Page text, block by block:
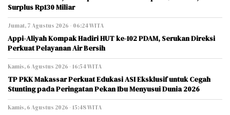
Surplus Rp130 Miliar
Jumat, 7 Agustus 2026 - 06:24 WITA
Appi-Aliyah Kompak Hadiri HUT ke-102 PDAM, Serukan Direksi
Perkuat Pelayanan Air Bersih
Kamis, 6 Agustus 2026 - 16:54 WITA
TP PKK Makassar Perkuat Edukasi ASI Eksklusif untuk Cegah
Stunting pada Peringatan Pekan Ibu Menyusui Dunia 2026
Kamis, 6 Agustus 2026 - 15:48 WITA